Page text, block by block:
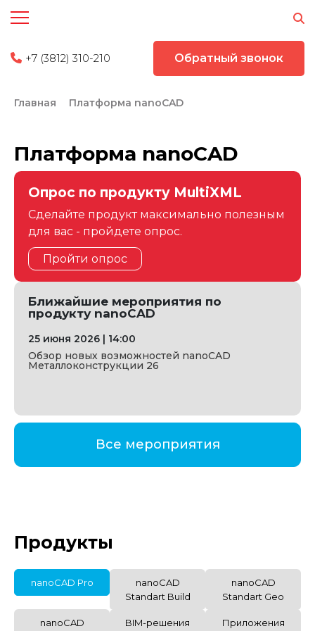
+7 (3812) 310-210 Обратный звонок
Главная Платформа nanoCAD
Платформа nanoCAD
Опрос по продукту MultiXML
Сделайте продукт максимально полезным
для вас - пройдете опрос.
Пройти опрос
Ближайшие мероприятия по
продукту nanoCAD
25 июня 2026 | 14:00
Обзор новых возможностей nanoCAD
Металлоконструкции 26
Все мероприятия
Продукты
nanoCAD Pro
nanoCAD
Standart Build
nanoCAD
Standart Geo
nanoCAD
BIM-решения Приложения